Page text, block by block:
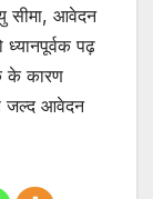
सीमा, आवेदन
पढ़
के कारण
जल्द आवेदन